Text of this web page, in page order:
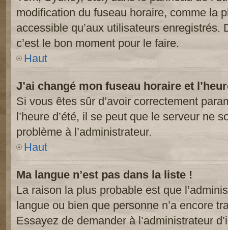
modification du fuseau horaire, comme la
accessible qu’aux utilisateurs enregistrés.
c’est le bon moment pour le faire.
Haut
J’ai changé mon fuseau horaire et
Si vous êtes sûr d’avoir correctement
l’heure d’été, il se peut que le serveur ne
problème à l’administrateur.
Haut
Ma langue n’est pas dans la liste !
La raison la plus probable est que
langue ou bien que personne n’a encore
Essayez de demander à l’administrateur